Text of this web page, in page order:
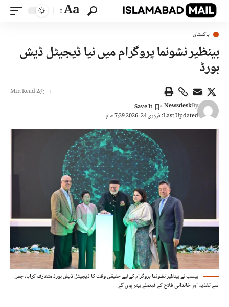
Aa
پاکستان
بینظیر نشونما پروگرام میں نیا ڈیجیٹل ڈیش
بورڈ
Last Updated: فروری 24, 2026 7:39 شام
By
Newsdesk
2 Min Read
بیسپ نے بینظیر نشونما پروگرام کے لیے حقیقی وقت کا ڈیجیٹل ڈیش بورڈ متعارف کرایا، جس
سے تغذیہ اور خاندانی فلاح کے فیصلے بہتر ہوں گے